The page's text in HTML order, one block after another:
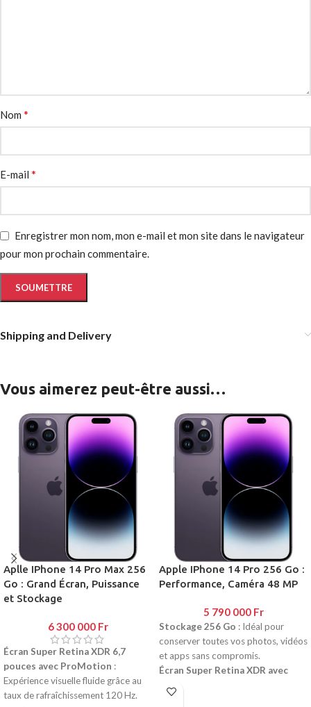
Nom *
E-mail *
Enregistrer mon nom, mon e-mail et mon site dans le navigateur
pour mon prochain commentaire.
Shipping and Delivery
Vous aimerez peut-être aussi…
Aplle IPhone 14 Pro Max 256
Go : Grand Écran, Puissance
et Stockage
6 300 000 Fr
Écran Super Retina XDR 6,7
pouces avec ProMotion :
Expérience visuelle fluide grâce au
taux de rafraîchissement 120 Hz.
Apple IPhone 14 Pro 256 Go :
Performance, Caméra 48 MP
5 790 000 Fr
Stockage 256 Go : Idéal pour
conserver toutes vos photos, vidéos
et apps sans compromis.
Écran Super Retina XDR avec
rafraîchissement 120 Hz pour une